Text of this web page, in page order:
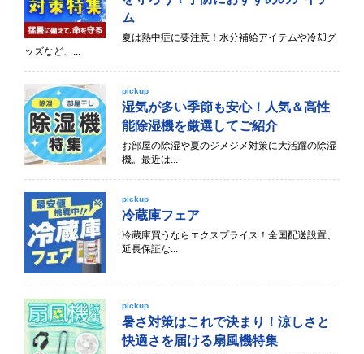
ム
夏は熱中症に要注意！水分補給アイテムや冷却グ
ッズなど、...
pickup
湿気が多い季節も安心！人気＆高性
能除湿機を厳選してご紹介
お部屋の除湿や夏のジメジメ対策に大活躍の除湿
機。最近は...
pickup
冷蔵庫フェア
冷蔵庫買うならエクスプライス！全国配送設置、
延長保証な...
pickup
暑さ対策はこれで決まり！涼しさと
快適さを届ける扇風機特集